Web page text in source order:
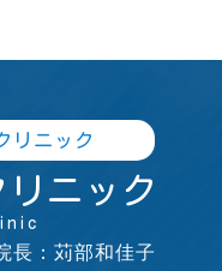
リニック
ニック
：苅部和佳子